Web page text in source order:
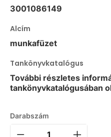
3001086149
Alcím
munkafüzet
Tankönyvkatalógus
További részletes
tankönyvkatalógusában
Darabszám